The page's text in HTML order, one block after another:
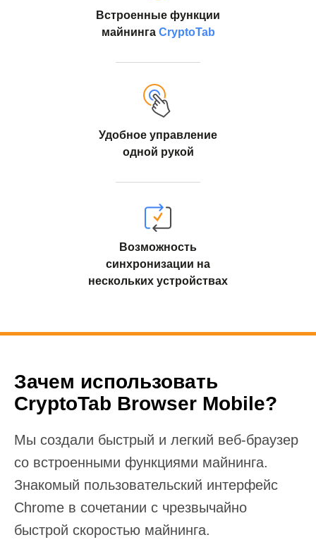
Встроенные функции
майнинга CryptoTab
Удобное управление
одной рукой
Возможность
синхронизации на
нескольких устройствах
Зачем использовать
CryptoTab Browser Mobile?
Мы создали быстрый и легкий веб-браузер
со встроенными функциями майнинга.
Знакомый пользовательский интерфейс
Chrome в сочетании с чрезвычайно
быстрой скоростью майнинга.